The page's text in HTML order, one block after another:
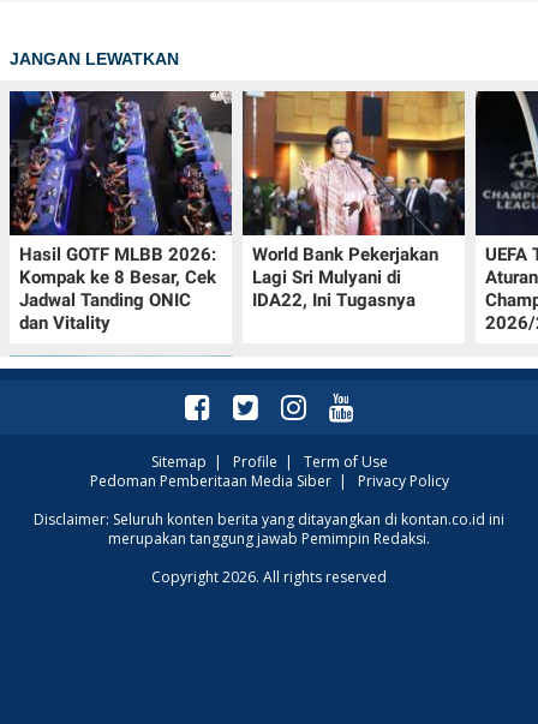
JANGAN LEWATKAN
Hasil GOTF MLBB 2026:
Kompak ke 8 Besar, Cek
Jadwal Tanding ONIC
dan Vitality
World Bank Pekerjakan
Lagi Sri Mulyani di
IDA22, Ini Tugasnya
UEFA
2026/
Intip Prakiraan Cuaca
Sumsel Kamis (6/8):
Mendominasi, Siapkan
Sitemap | Profile | Term of Use
Pedoman Pemberitaan Media Siber| Privacy Policy
Disclaimer: Seluruh konten berita yang ditayangkan di kontan.co.id ini
merupakan tanggung jawab Pemimpin Redaksi.
Copyright 2026. All rights reserved